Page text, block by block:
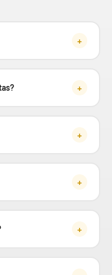
+
+
+
+
+